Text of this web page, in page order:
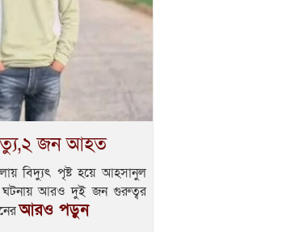
মৃত্যু,২ জন আহত
বিদ্যুৎ পৃষ্ট হয়ে আহসানুল
ঘটনায় আরও দুই জন গুরুত্বর
আরও পড়ুন